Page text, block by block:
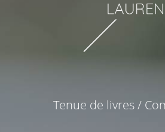
Tenue de livres /